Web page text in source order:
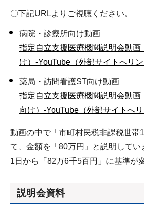
〇下記URLよりご視聴ください。
病院・診療所向け動画
指定自立支援医療機関説明会動画
け）-YouTube（外部サイトへリン
薬局・訪問看護ST向け動画
指定自立支援医療機関説明会動画
向け）-YouTube（外部サイトへリ
動画の中で「市町村民税非課税世帯
て、金額を「80万円」と説明してい
1日から「82万6千5百円」に基準が
説明会資料